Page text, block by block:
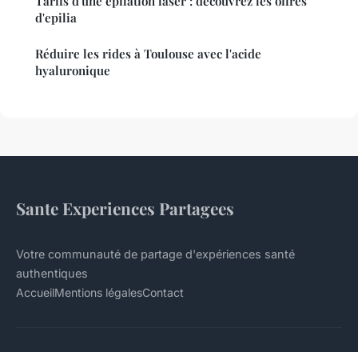
d'epilia
Réduire les rides à Toulouse avec l'acide
hyaluronique
Sante Experiences Partagees
Votre communauté de partage d'expériences santé
authentiques
AccueilMentions légalesContact